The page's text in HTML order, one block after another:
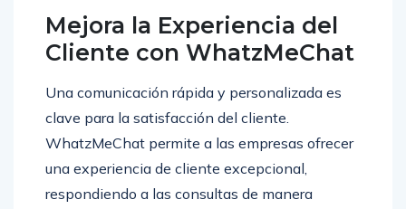
Mejora la Experiencia del
Cliente con WhatzMeChat
Una comunicación rápida y personalizada es
clave para la satisfacción del cliente.
WhatzMeChat permite a las empresas ofrecer
una experiencia de cliente excepcional,
respondiendo a las consultas de manera